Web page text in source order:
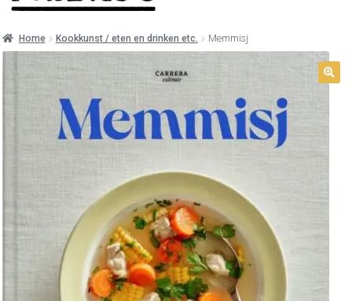
Home Kookkunst / eten en drinken etc. Memmisj